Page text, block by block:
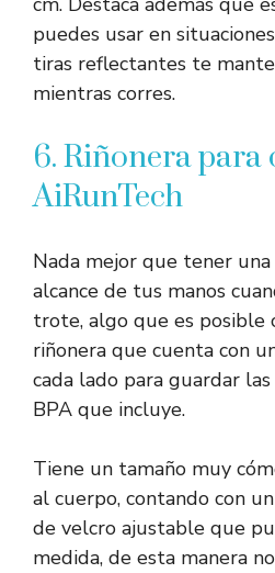
puedes usar en
tiras reflectantes te
mientras corres.
6. Riñonera
AiRunTech
Nada mejor que tener
alcance de tus manos
trote, algo que es posible
riñonera que cuenta con
cada lado para guardar
BPA que incluye.
Tiene un tamaño muy
al cuerpo, contando con
de velcro ajustable que
medida, de esta manera